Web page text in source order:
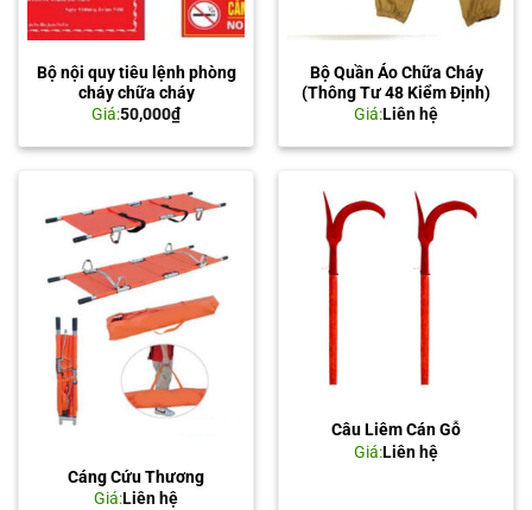
Bộ nội quy tiêu lệnh phòng
cháy chữa cháy
Giá:50,000₫
Bộ Quần Áo Chữa Cháy
(Thông Tư 48 Kiểm Định)
Giá:Liên hệ
Cáng Cứu Thương
Giá:Liên hệ
Câu Liêm Cán Gỗ
Giá:Liên hệ